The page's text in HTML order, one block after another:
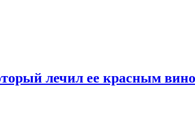
лечил ее красным